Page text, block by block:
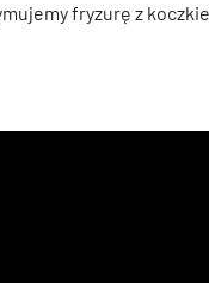
fryzurę z